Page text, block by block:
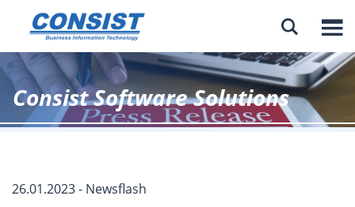

Consist Software Solutions
26.01.2023 - Newsflash